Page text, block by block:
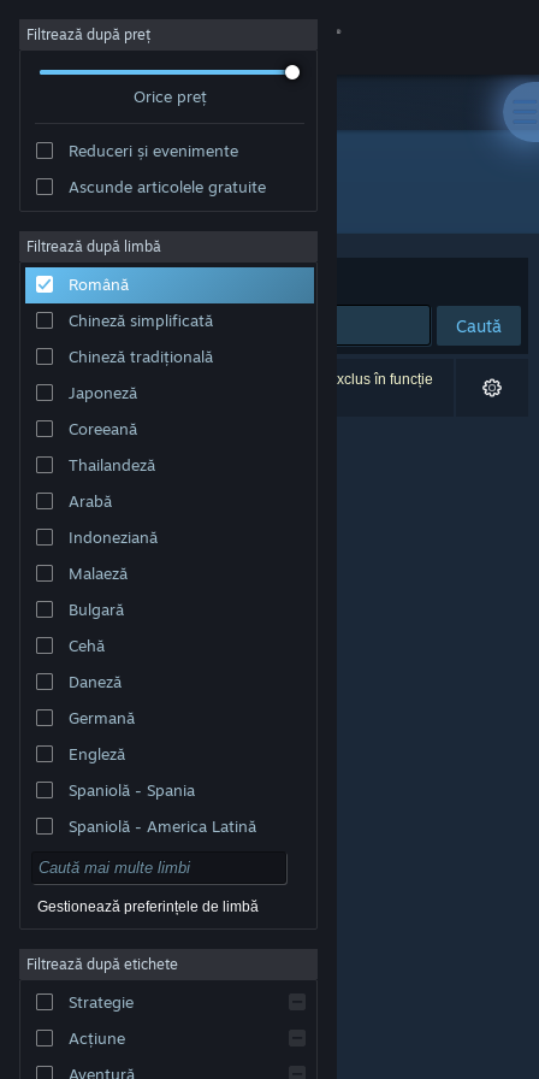
Conectează-te
Despre
Asistență
Schimbă limba
Vezi site în versiunea pentru desktop
© Valve Corporation. Toate drepturile rezervate. Toate
respectivi în SUA și celelalte țări.
Acordul Steam pentru abonați
Cookie-uri
Filtrează după preț
Orice preț
Reduceri și evenimente
Ascunde articolele gratuite
Filtrează după limbă
Română
Chineză simplificată
Chineză tradițională
Japoneză
Coreeană
Thailandeză
Arabă
Indoneziană
Malaeză
Bulgară
Cehă
Daneză
Germană
Engleză
Spaniolă - Spania
Spaniolă - America Latină
Gestionează preferințele de limbă
Filtrează după etichete
Strategie
Acțiune
Aventură
Editor: kivoro
Sortează după
Caută
0 rezultate corespund căutării tale. 1 titlu a fost exclus în funcție
de preferințele tale.